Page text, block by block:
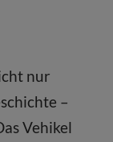
nur
–
Vehikel